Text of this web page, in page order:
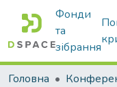
Фонди
та
зібрання
Головна